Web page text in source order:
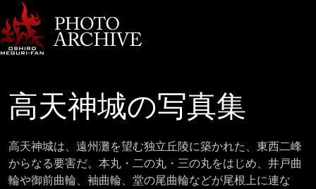
高天神城の写真集
高天神城は、遠州灘を望む独立丘陵に築かれた、東西二峰
からなる要害だ。本丸・二の丸・三の丸をはじめ、井戸曲
輪や御前曲輪、袖曲輪、堂の尾曲輪などが尾根上に連な